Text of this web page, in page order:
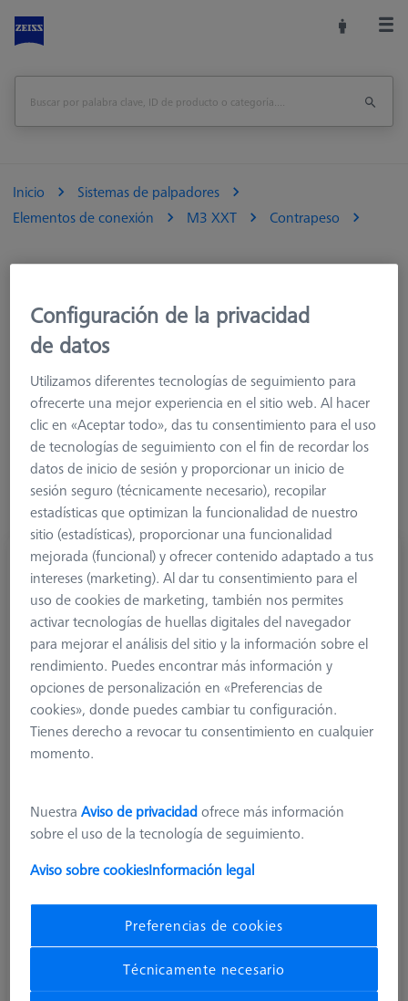
Inicio
Sistemas de palpadores
Elementos de conexión
M3 XXT Contrapeso
Weight
Contrapeso para sistemas de estilete
626103-6270-001
Configuración de la privacidad
de datos
Utilizamos diferentes tecnologías de seguimiento para
ofrecerte una mejor experiencia en el sitio web. Al hacer
clic en «Aceptar todo», das tu consentimiento para el uso
de tecnologías de seguimiento con el fin de recordar los
datos de inicio de sesión y proporcionar un inicio de
sesión seguro (técnicamente necesario), recopilar
estadísticas que optimizan la funcionalidad de nuestro
sitio (estadísticas), proporcionar una funcionalidad
mejorada (funcional) y ofrecer contenido adaptado a tus
intereses (marketing). Al dar tu consentimiento para el
uso de cookies de marketing, también nos permites
activar tecnologías de huellas digitales del navegador
para mejorar el análisis del sitio y la información sobre el
rendimiento. Puedes encontrar más información y
opciones de personalización en «Preferencias de
cookies», donde puedes cambiar tu configuración.
Tienes derecho a revocar tu consentimiento en cualquier
momento.
NuestraAviso de privacidadofrece más información
sobre el uso de la tecnología de seguimiento.
Aviso sobre cookiesInformación legal
Preferencias de cookies
Técnicamente necesario